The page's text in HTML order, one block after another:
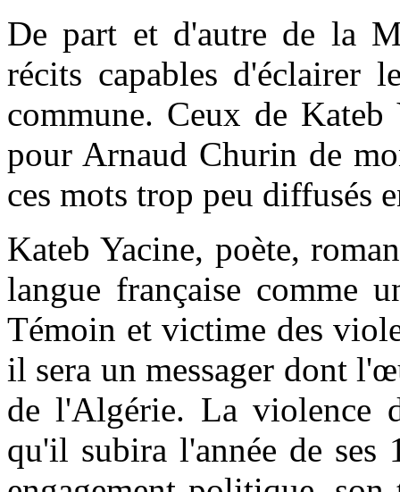
De part et d'autre de la
récits capables d'éclairer
commune. Ceux de
pour Arnaud Churin de
ces mots trop peu diffusés
Kateb Yacine, poète,
langue française comme
Témoin et victime des
il sera un messager dont
de l'Algérie. La violence
qu'il subira l'année de ses